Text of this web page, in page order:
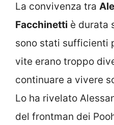
La convivenza tra
Facchinetti è durata
sono stati sufficienti
vite erano troppo
continuare a vivere
Lo ha rivelato
del frontman dei